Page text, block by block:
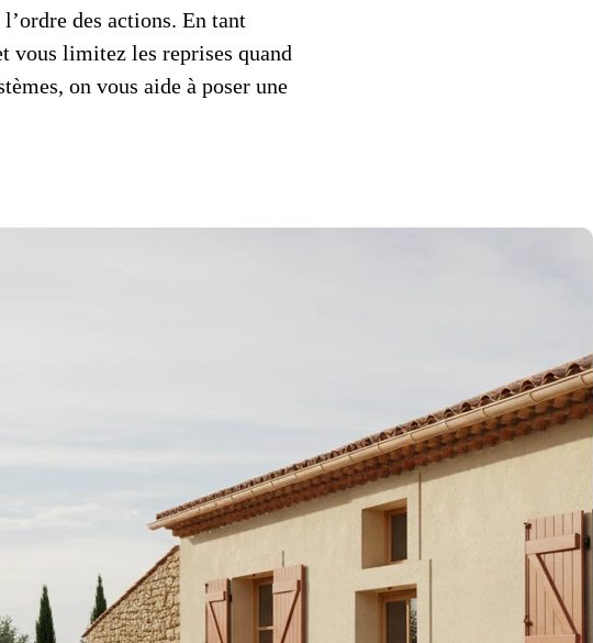
des actions. En tant
vous limitez les reprises quand
on vous aide à poser une